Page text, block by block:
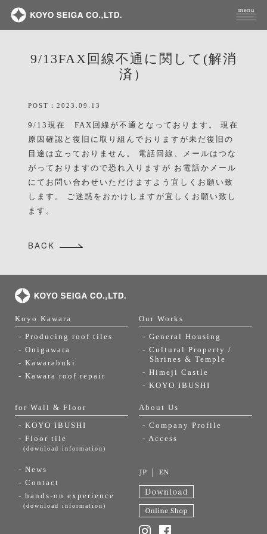
9/13FAX回線不通に関して(解消
済）
POST：2023.09.13
9/13現在 FAX回線が不通となっております。 現在
原因確認と復旧に取り組んでおりますが未だ復旧の
目途は立っておりません。 電話回線、メールはつな
がっておりますので恐れ入りますが お電話かメール
にてお問い合わせいただけますよう宜しくお願い致
します。 ご迷惑をおかけしますが宜しくお願い致し
ます。
BACK
Koyo Kawara
- Producing roof tiles
- Onigawara
- Kawarabuki
- Kawara roof repair
for Wall & Floor
- KOYO IBUSHI
- Floor tile
(download information)
Our Works
- General Housing
- Cultural Property /
Shrines & Temple
- Himeji Castle
- KOYO IBUSHI
About Us
- Company Profile
- Access
- News
- Contact
- hands-on experience
(download information)